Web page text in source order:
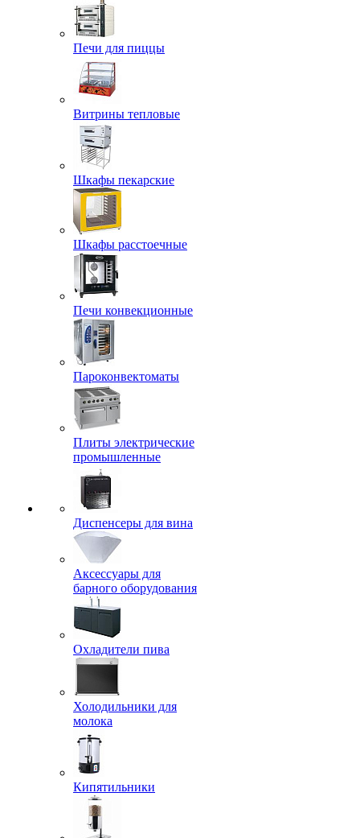
Печи для пиццы
Витрины тепловые
Шкафы пекарские
Шкафы расстоечные
Печи конвекционные
Пароконвектоматы
Плиты электрические
промышленные
Диспенсеры для вина
Аксессуары для
барного оборудования
Охладители пива
Холодильники для
молока
Кипятильники